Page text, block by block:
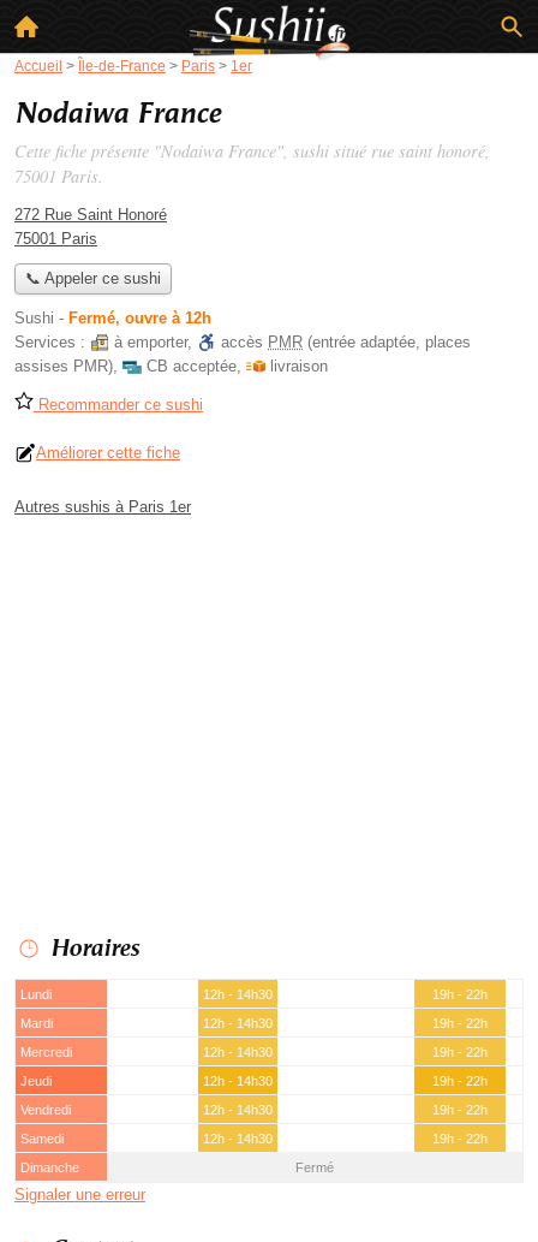
Accueil > Île-de-France > Paris > 1er
Nodaiwa France
Cette fiche présente "Nodaiwa France", sushi situé rue saint honoré,
75001 Paris.
272 Rue Saint Honoré
75001 Paris
📞 Appeler ce sushi
Sushi - Fermé, ouvre à 12h
Services :
à emporter, accès PMR (entrée adaptée, places
assises PMR), CB acceptée, livraison
Recommander ce sushi
Améliorer cette fiche
Autres sushis à Paris 1er
Horaires
Lundi 12h - 14h30
19h - 22h
Mardi
12h - 14h30
19h - 22h
Mercredi
12h - 14h30
19h - 22h
Jeudi
12h - 14h30
19h - 22h
Vendredi
12h - 14h30
19h - 22h
Samedi
12h - 14h30
19h - 22h
Dimanche
Fermé
Signaler une erreur